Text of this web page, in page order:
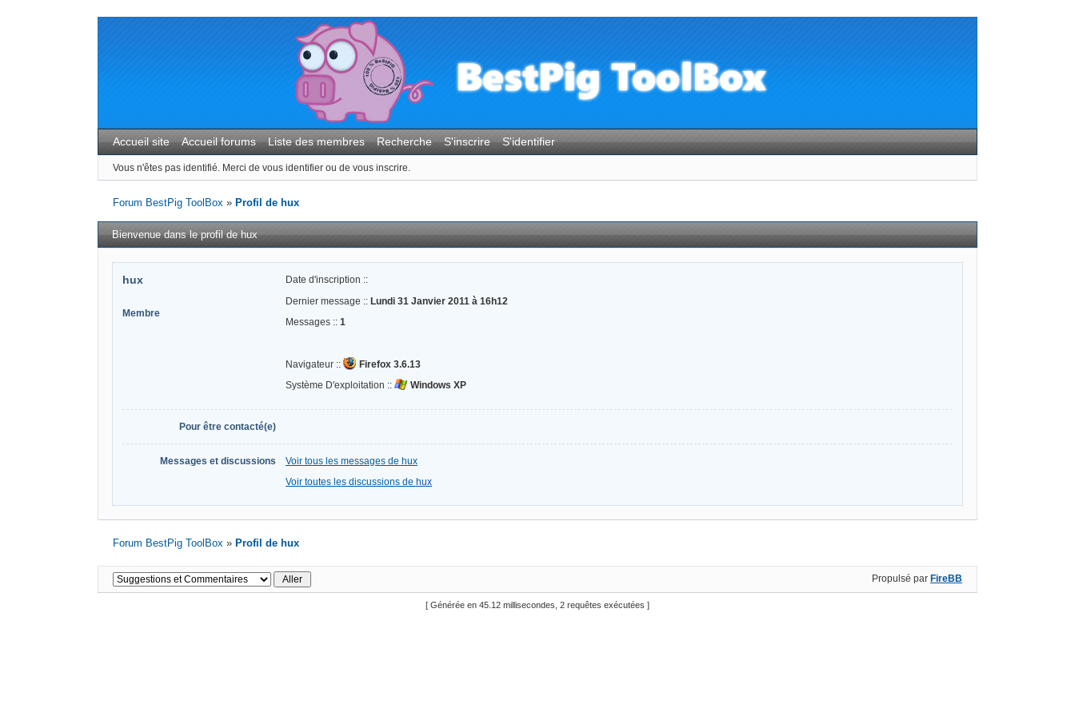
Accueil site Accueil forums Liste des membres Recherche S'inscrire S'identifier
Vous n'êtes pas identifié. Merci de vous identifier ou de vous inscrire.
Forum BestPig ToolBox » Profil de hux
Bienvenue dans le profil de hux
hux
Membre
Date d'inscription ::
Dernier message :: Lundi 31 Janvier 2011 à 16h12
Messages :: 1
Navigateur ::
Firefox 3.6.13
Système D'exploitation ::
Windows XP
Pour être contacté(e)
Messages et discussions
Voir tous les messages de hux
Voir toutes les discussions de hux
Forum BestPig ToolBox » Profil de hux
Propulsé par FireBB
[ Générée en 45.12 millisecondes, 2 requêtes exécutées ]